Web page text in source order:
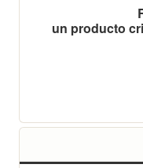
un producto